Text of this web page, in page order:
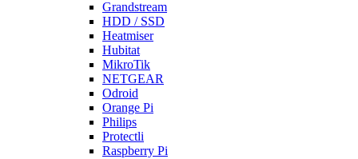
Grandstream
HDD / SSD
Heatmiser
Hubitat
MikroTik
NETGEAR
Odroid
Orange Pi
Philips
Protectli
Raspberry Pi